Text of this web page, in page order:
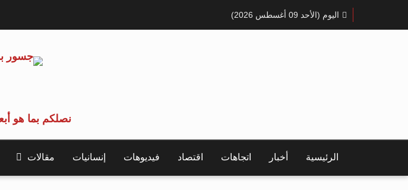
اليوم (الأحد 09 أغسطس 2026)
نصلكم بما هو
الرئيسية أخبار اتجاهات اقتصاد فيديوهات إنسانيات مقالات